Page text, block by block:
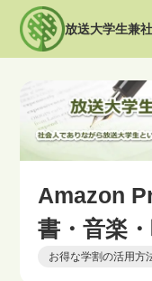
放送大学生兼
Amazon
書・音楽
お得な学割の活用方